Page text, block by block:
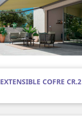
EXTENSIBLE COFRE CR.2